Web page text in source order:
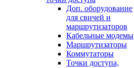
Доп. оборудование
для свичей и
маршрутизаторов
Кабельные модемы
Маршрутизаторы
Коммутаторы
Точки доступа,